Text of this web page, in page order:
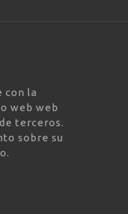
con la
web web
terceros.
sobre su